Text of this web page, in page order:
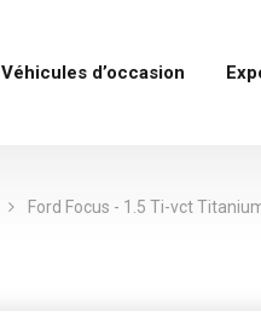
Véhicules d’occasion
Ford Focus - 1.5 Ti-vct